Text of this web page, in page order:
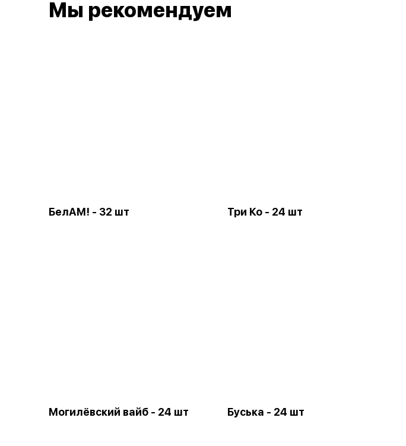
Мы рекомендуем
БелАМ! - 32 шт Три Ко - 24 шт
Могилёвский вайб - 24 шт Буська - 24 шт